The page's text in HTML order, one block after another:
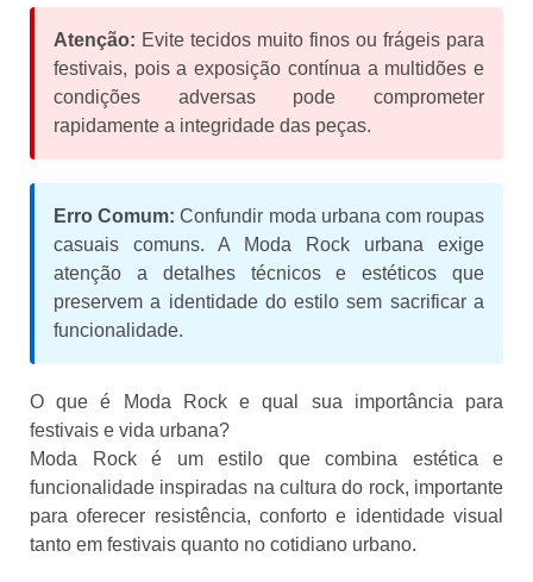
Atenção: Evite tecidos muito finos ou frágeis para
festivais, pois a exposição contínua a multidões e
condições adversas pode comprometer
rapidamente a integridade das peças.
Erro Comum: Confundir moda urbana com roupas
casuais comuns. A Moda Rock urbana exige
atenção a detalhes técnicos e estéticos que
preservem a identidade do estilo sem sacrificar a
funcionalidade.
O que é Moda Rock e qual sua importância para
festivais e vida urbana?
Moda Rock é um estilo que combina estética e
funcionalidade inspiradas na cultura do rock, importante
para oferecer resistência, conforto e identidade visual
tanto em festivais quanto no cotidiano urbano.